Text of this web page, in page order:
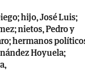
hijo, José Luis;
nietos, Pedro y
hermanos
Hoyuela;